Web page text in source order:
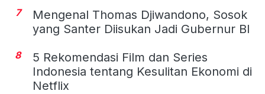
7
Mengenal Thomas Djiwandono, Sosok
yang Santer Diisukan Jadi Gubernur BI
8
5 Rekomendasi Film dan Series
Indonesia tentang Kesulitan Ekonomi di
Netflix